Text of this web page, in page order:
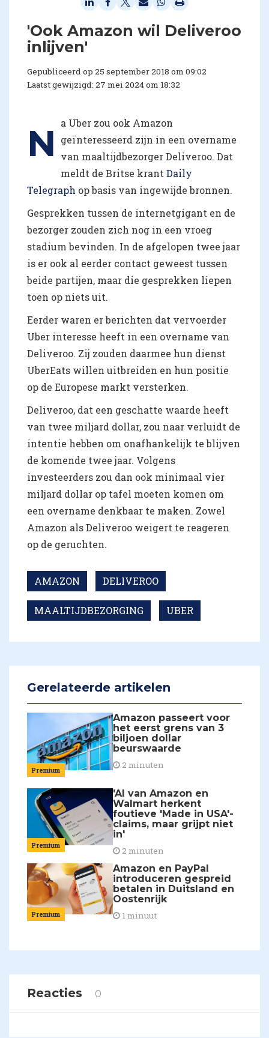
'Ook Amazon wil Deliveroo
inlijven'
Gepubliceerd op 25 september 2018 om 09:02
Laatst gewijzigd: 27 mei 2024 om 18:32
N
a Uber zou ook Amazon
geïnteresseerd zijn in een overname
van maaltijdbezorger Deliveroo. Dat
meldt de Britse krantDaily
Telegraph op basis van ingewijde bronnen.
Gesprekken tussen de internetgigant en de
bezorger zouden zich nog in een vroeg
stadium bevinden. In de afgelopen twee jaar
is er ook al eerder contact geweest tussen
beide partijen, maar die gesprekken liepen
toen op niets uit.
Eerder waren er berichten dat vervoerder
Uber interesse heeft in een overname van
Deliveroo. Zij zouden daarmee hun dienst
UberEats willen uitbreiden en hun positie
op de Europese markt versterken.
Deliveroo, dat een geschatte waarde heeft
van twee miljard dollar, zou naar verluidt de
intentie hebben om onafhankelijk te blijven
de komende twee jaar. Volgens
investeerders zou dan ook minimaal vier
miljard dollar op tafel moeten komen om
een overname denkbaar te maken. Zowel
Amazon als Deliveroo weigert te reageren
op de geruchten.
AMAZON DELIVEROO
MAALTIJDBEZORGING UBER
Gerelateerde artikelen
Premium
Amazon passeert voor
het eerst grens van 3
biljoen dollar
beurswaarde
2 minuten
Premium
'AI van Amazon en
Walmart herkent
foutieve 'Made in USA'-
claims, maar grijpt niet
in'
2 minuten
Premium
Amazon en PayPal
introduceren gespreid
betalen in Duitsland en
Oostenrijk
1 minuut
Reacties 0